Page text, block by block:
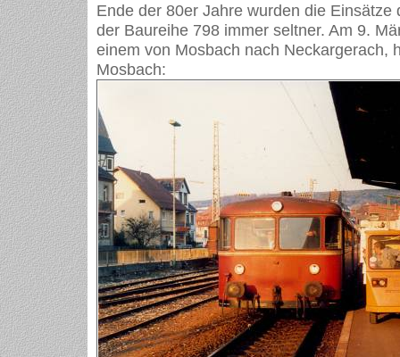
Ende der 80er Jahre wurden die Einsätze
der Baureihe 798 immer seltner. Am 9.
einem von Mosbach nach Neckargerach,
Mosbach: